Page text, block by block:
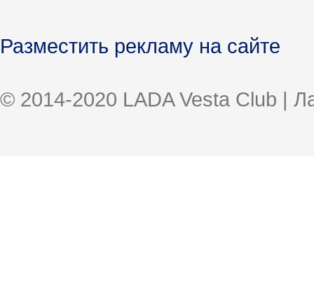
Разместить рекламу на сайте
© 2014-2020 LADA Vesta Club |